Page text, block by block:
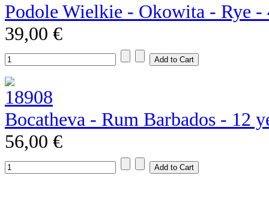
Podole Wielkie - Okowita - Rye -
39,00 €
Bocatheva - Rum Barbados - 12
56,00 €